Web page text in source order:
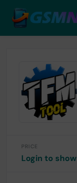
PRICE
Login to show